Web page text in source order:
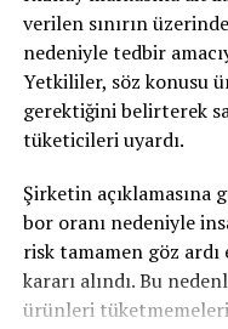
için alt kiralama
getirebilirdi. Bu
kiralamalar içinek
Sonuç: İsviçre
güncellenmeyen
şekilde ele alınması
#İsviçreReferandumu
#AltKiralama
verilen sınırın
nedeniyle tedbir
Yetkililer, söz konusu
gerektiğini belirterek
tüketicileri uyardı.
Şirketin açıklamasına
bor oranı nedeniyle
risk tamamen göz
kararı alındı. Bu
ürünleri